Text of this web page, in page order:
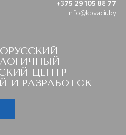
+375 29 105 88 77
info@kbvacir.by
ЦЕНТР
И РАЗРАБОТОК